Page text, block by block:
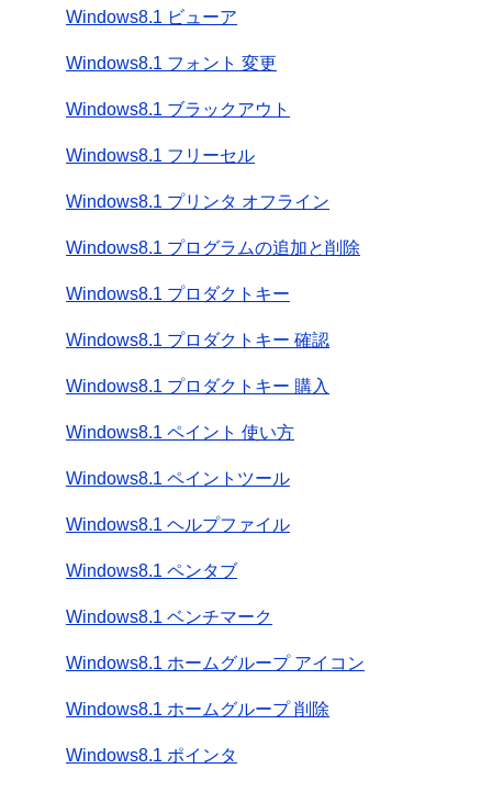
Windows8.1 ビューア
Windows8.1 フォント 変更
Windows8.1 ブラックアウト
Windows8.1 フリーセル
Windows8.1 プリンタ オフライン
Windows8.1 プログラムの追加と削除
Windows8.1 プロダクトキー
Windows8.1 プロダクトキー 確認
Windows8.1 プロダクトキー 購入
Windows8.1 ペイント 使い方
Windows8.1 ペイントツール
Windows8.1 ヘルプファイル
Windows8.1 ペンタブ
Windows8.1 ベンチマーク
Windows8.1 ホームグループ アイコン
Windows8.1 ホームグループ 削除
Windows8.1 ポインタ